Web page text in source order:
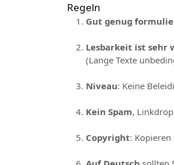
Regeln
Gut genug
Lesbarkeit ist sehr
(Lange Texte
Niveau: Keine
Kein Spam,
Copyright: